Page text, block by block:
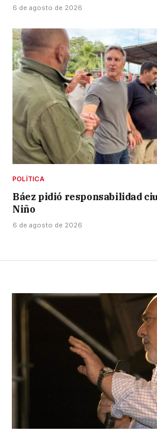
6 de agosto de 2026
POLÍTICA
Báez pidió responsabilidad
Niño
6 de agosto de 2026